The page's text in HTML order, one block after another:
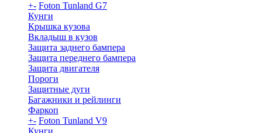
+- Foton Tunland G7
Кунги
Крышка кузова
Вкладыш в кузов
Защита заднего бампера
Защита переднего бампера
Защита двигателя
Пороги
Защитные дуги
Багажники и рейлинги
Фаркоп
+- Foton Tunland V9